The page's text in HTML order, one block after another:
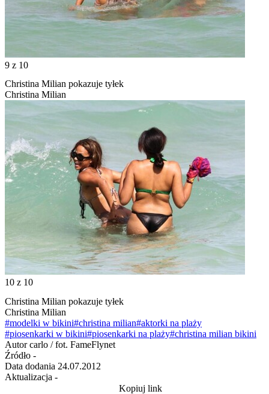
9 z 10
Christina Milian pokazuje tyłek
Christina Milian
10 z 10
Christina Milian pokazuje tyłek
Christina Milian
#modelki w bikini#christina milian#aktorki na plaży
#piosenkarki w bikini#piosenkarki na plaży#christina milian bikini
Autor carlo / fot. FameFlynet
Źródło -
Data dodania 24.07.2012
Aktualizacja -
Kopiuj link